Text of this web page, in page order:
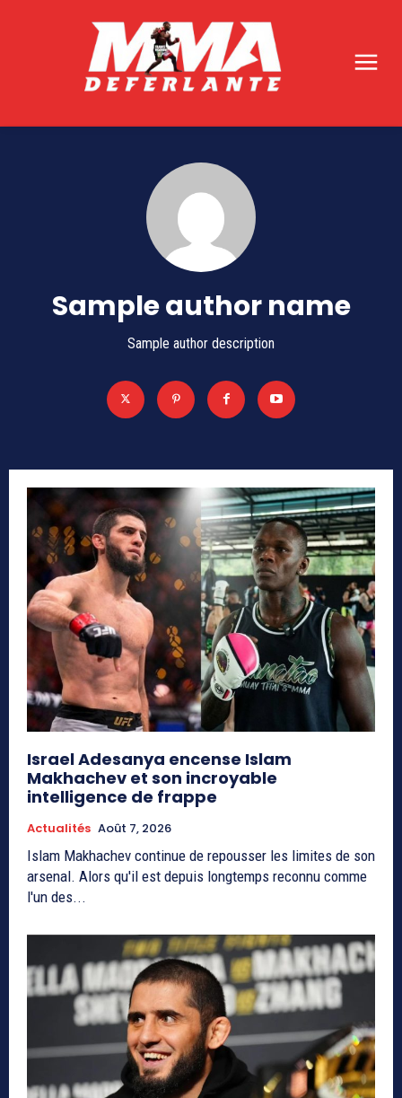
Sample author name
Sample author description
Israel Adesanya encense Islam
Makhachev et son incroyable
intelligence de frappe
Actualités Août 7, 2026
Islam Makhachev continue de repousser les limites de son
arsenal. Alors qu'il est depuis longtemps reconnu comme
l'un des...